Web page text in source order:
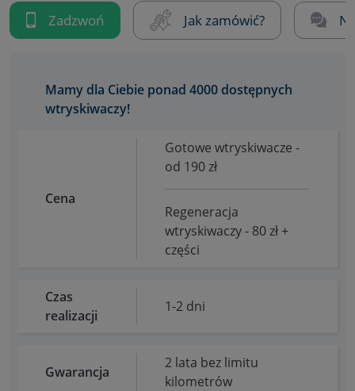
Zadzwoń Jak zamówić?
Mamy dla Ciebie ponad 4000 dostępnych
wtryskiwaczy!
Cena
Gotowe wtryskiwacze -
od 190 zł
Regeneracja
wtryskiwaczy - 80 zł +
części
Czas
realizacji
1-2 dni
Gwarancja
2 lata bez limitu
kilometrów